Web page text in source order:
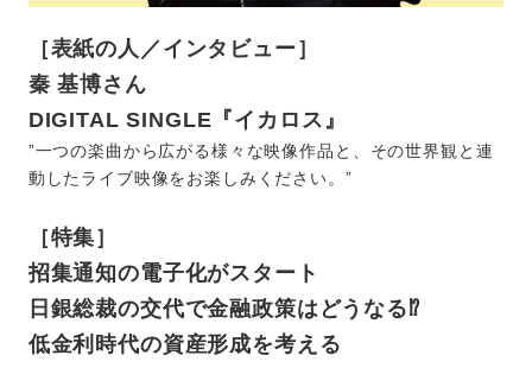
［表紙の人／インタビュー］
秦 基博さん
DIGITAL SINGLE『イカロス』
”一つの楽曲から広がる様々な映像作品と、その世界観と連
動したライブ映像をお楽しみください。”
［特集］
招集通知の電子化がスタート
日銀総裁の交代で金融政策はどうなる⁉
低金利時代の資産形成を考える